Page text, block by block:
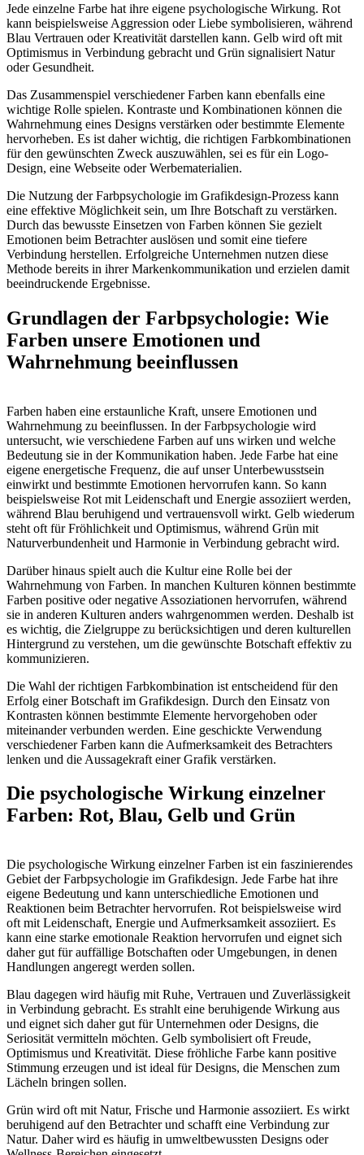
Jede einzelne Farbe hat ihre eigene psychologische Wirkung. Rot
kann beispielsweise Aggression oder Liebe symbolisieren, während
Blau Vertrauen oder Kreativität darstellen kann. Gelb wird oft mit
Optimismus in Verbindung gebracht und Grün signalisiert Natur
oder Gesundheit.
Das Zusammenspiel verschiedener Farben kann ebenfalls eine
wichtige Rolle spielen. Kontraste und Kombinationen können die
Wahrnehmung eines Designs verstärken oder bestimmte Elemente
hervorheben. Es ist daher wichtig, die richtigen Farbkombinationen
für den gewünschten Zweck auszuwählen, sei es für ein Logo-
Design, eine Webseite oder Werbematerialien.
Die Nutzung der Farbpsychologie im Grafikdesign-Prozess kann
eine effektive Möglichkeit sein, um Ihre Botschaft zu verstärken.
Durch das bewusste Einsetzen von Farben können Sie gezielt
Emotionen beim Betrachter auslösen und somit eine tiefere
Verbindung herstellen. Erfolgreiche Unternehmen nutzen diese
Methode bereits in ihrer Markenkommunikation und erzielen damit
beeindruckende Ergebnisse.
Grundlagen der Farbpsychologie: Wie
Farben unsere Emotionen und
Wahrnehmung beeinflussen
Farben haben eine erstaunliche Kraft, unsere Emotionen und
Wahrnehmung zu beeinflussen. In der Farbpsychologie wird
untersucht, wie verschiedene Farben auf uns wirken und welche
Bedeutung sie in der Kommunikation haben. Jede Farbe hat eine
eigene energetische Frequenz, die auf unser Unterbewusstsein
einwirkt und bestimmte Emotionen hervorrufen kann. So kann
beispielsweise Rot mit Leidenschaft und Energie assoziiert werden,
während Blau beruhigend und vertrauensvoll wirkt. Gelb wiederum
steht oft für Fröhlichkeit und Optimismus, während Grün mit
Naturverbundenheit und Harmonie in Verbindung gebracht wird.
Darüber hinaus spielt auch die Kultur eine Rolle bei der
Wahrnehmung von Farben. In manchen Kulturen können bestimmte
Farben positive oder negative Assoziationen hervorrufen, während
sie in anderen Kulturen anders wahrgenommen werden. Deshalb ist
es wichtig, die Zielgruppe zu berücksichtigen und deren kulturellen
Hintergrund zu verstehen, um die gewünschte Botschaft effektiv zu
kommunizieren.
Die Wahl der richtigen Farbkombination ist entscheidend für den
Erfolg einer Botschaft im Grafikdesign. Durch den Einsatz von
Kontrasten können bestimmte Elemente hervorgehoben oder
miteinander verbunden werden. Eine geschickte Verwendung
verschiedener Farben kann die Aufmerksamkeit des Betrachters
lenken und die Aussagekraft einer Grafik verstärken.
Die psychologische Wirkung einzelner
Farben: Rot, Blau, Gelb und Grün
Die psychologische Wirkung einzelner Farben ist ein faszinierendes
Gebiet der Farbpsychologie im Grafikdesign. Jede Farbe hat ihre
eigene Bedeutung und kann unterschiedliche Emotionen und
Reaktionen beim Betrachter hervorrufen. Rot beispielsweise wird
oft mit Leidenschaft, Energie und Aufmerksamkeit assoziiert. Es
kann eine starke emotionale Reaktion hervorrufen und eignet sich
daher gut für auffällige Botschaften oder Umgebungen, in denen
Handlungen angeregt werden sollen.
Blau dagegen wird häufig mit Ruhe, Vertrauen und Zuverlässigkeit
in Verbindung gebracht. Es strahlt eine beruhigende Wirkung aus
und eignet sich daher gut für Unternehmen oder Designs, die
Seriosität vermitteln möchten. Gelb symbolisiert oft Freude,
Optimismus und Kreativität. Diese fröhliche Farbe kann positive
Stimmung erzeugen und ist ideal für Designs, die Menschen zum
Lächeln bringen sollen.
Grün wird oft mit Natur, Frische und Harmonie assoziiert. Es wirkt
beruhigend auf den Betrachter und schafft eine Verbindung zur
Natur. Daher wird es häufig in umweltbewussten Designs oder